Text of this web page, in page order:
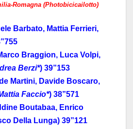
Romagna (Photobicicailotto)
Barbato, Mattia Ferrieri,
Braggion, Luca Volpi,
Berzi*) 39”153
Martini, Davide Boscaro,
Faccio*) 38”571
Boutabaa, Enrico
Della Lunga) 39”121